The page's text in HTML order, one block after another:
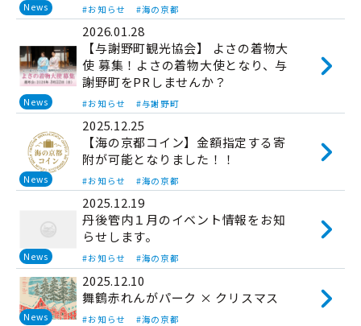
News #お知らせ #海の京都
2026.01.28
News
【与謝野町観光協会】 よさの着物大
使 募集！よさの着物大使となり、与
謝野町をPRしませんか？
#お知らせ #与謝野町
2025.12.25
News
【海の京都コイン】金額指定する寄
附が可能となりました！！
#お知らせ #海の京都
2025.12.19
News
丹後管内１月のイベント情報をお知
らせします。
#お知らせ #海の京都
2025.12.10
News
舞鶴赤れんがパーク × クリスマス
#お知らせ #海の京都